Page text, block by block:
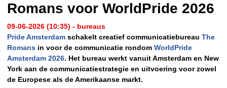
Romans voor WorldPride 2026
09-06-2026 (10:35) - bureaus
Pride Amsterdam schakelt creatief communicatiebureau The
Romans in voor de communicatie rondom WorldPride
Amsterdam 2026. Het bureau werkt vanuit Amsterdam en New
York aan de communicatiestrategie en uitvoering voor zowel
de Europese als de Amerikaanse markt.